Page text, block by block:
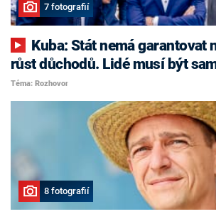
7 fotografií
růst důchodů. Lidé musí být
Téma: Rozhovor
8 fotografií